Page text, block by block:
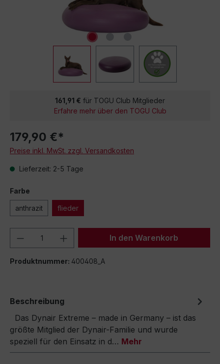
161,91 € für TOGU Club Mitglieder
Erfahre mehr über den TOGU Club
179,90 €*
Preise inkl. MwSt. zzgl. Versandkosten
Lieferzeit: 2-5 Tage
Farbe
anthrazit flieder
Produkt Anzahl: Gib denIn den Warenkorb
Produktnummer: 400408_A
Beschreibung
Das Dynair Extreme – made in Germany – ist das
größte Mitglied der Dynair-Familie und wurde
speziell für den Einsatz in d… Mehr